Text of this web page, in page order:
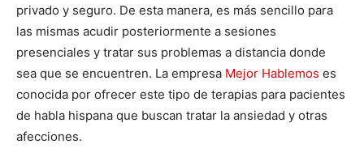
privado y seguro. De esta manera, es más sencillo para
las mismas acudir posteriormente a sesiones
presenciales y tratar sus problemas a distancia donde
sea que se encuentren. La empresa Mejor Hablemos es
conocida por ofrecer este tipo de terapias para pacientes
de habla hispana que buscan tratar la ansiedad y otras
afecciones.